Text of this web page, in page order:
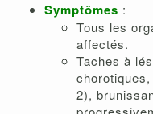
Symptômes :
Tous les
affectés.
Taches à
2),